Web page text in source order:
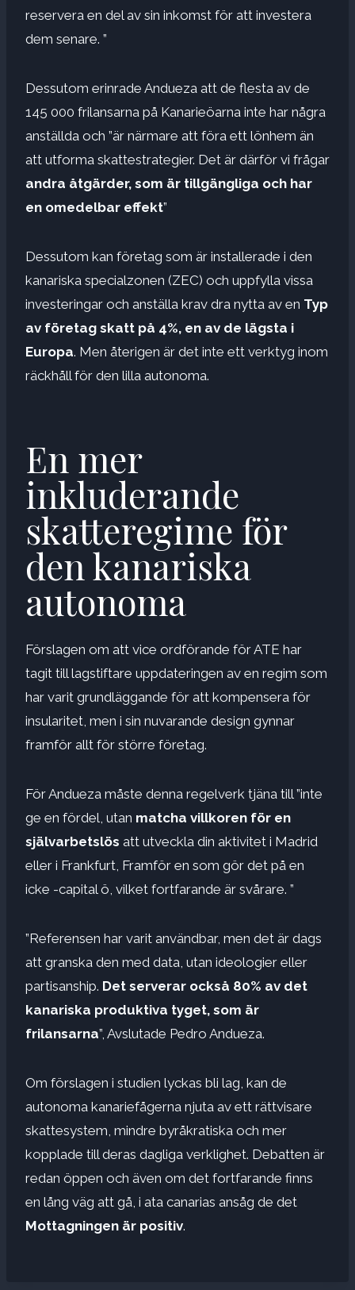
reservera en del av sin inkomst för att investera
dem senare. ”
Dessutom erinrade Andueza att de flesta av de
145 000 frilansarna på Kanarieöarna inte har några
anställda och ”är närmare att föra ett lönhem än
att utforma skattestrategier. Det är därför vi frågar
andra åtgärder, som är tillgängliga och har
en omedelbar effekt”
Dessutom kan företag som är installerade i den
kanariska specialzonen (ZEC) och uppfylla vissa
investeringar och anställa krav dra nytta av en Typ
av företag skatt på 4%, en av de lägsta i
Europa. Men återigen är det inte ett verktyg inom
räckhåll för den lilla autonoma.
En mer
inkluderande
skatteregime för
den kanariska
autonoma
Förslagen om att vice ordförande för ATE har
tagit till lagstiftare uppdateringen av en regim som
har varit grundläggande för att kompensera för
insularitet, men i sin nuvarande design gynnar
framför allt för större företag.
För Andueza måste denna regelverk tjäna till ”inte
ge en fördel, utan matcha villkoren för en
självarbetslös att utveckla din aktivitet i Madrid
eller i Frankfurt, Framför en som gör det på en
icke -capital ö, vilket fortfarande är svårare. ”
”Referensen har varit användbar, men det är dags
att granska den med data, utan ideologier eller
partisanship. Det serverar också 80% av det
kanariska produktiva tyget, som är
frilansarna”, Avslutade Pedro Andueza.
Om förslagen i studien lyckas bli lag, kan de
autonoma kanariefågerna njuta av ett rättvisare
skattesystem, mindre byråkratiska och mer
kopplade till deras dagliga verklighet. Debatten är
redan öppen och även om det fortfarande finns
en lång väg att gå, i ata canarias ansåg de det
Mottagningen är positiv.